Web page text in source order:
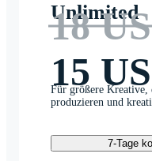
Unlimited
18
15
Für größere Kreative,
produzieren und
7-Tage